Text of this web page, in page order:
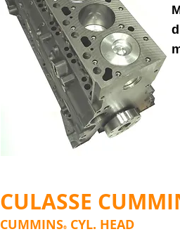
CULASSE
CUMMINS® CYL. HEAD